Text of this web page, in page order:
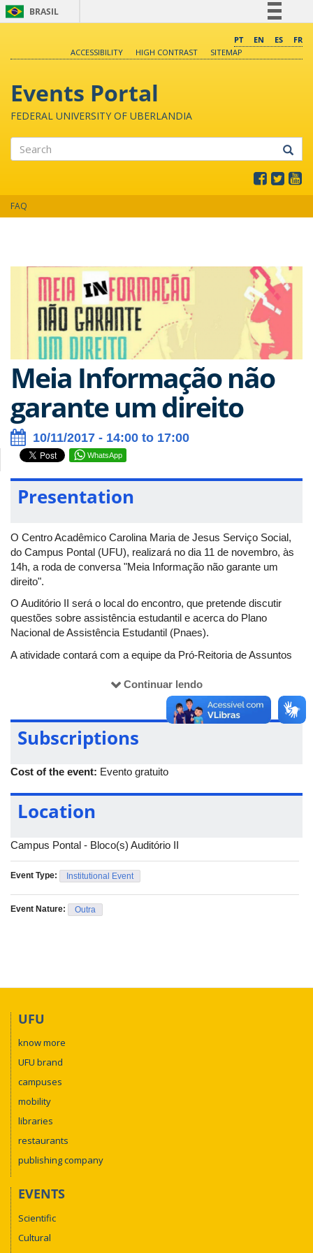
BRASIL
Comunica BR
Canais
PT EN ES
FR
ACCESSIBILITY
HIGH CONTRAST SITEMAP
Events Portal
FEDERAL UNIVERSITY OF UBERLANDIA
FAQ
Meia Informação não
garante um direito
10/11/2017 - 14:00 to 17:00
WhatsApp
Presentation
O Centro Acadêmico Carolina Maria de Jesus Serviço Social,
do Campus Pontal (UFU), realizará no dia 11 de novembro, às
14h, a roda de conversa "Meia Informação não garante um
direito".
O Auditório II será o local do encontro, que pretende discutir
questões sobre assistência estudantil e acerca do Plano
Nacional de Assistência Estudantil (Pnaes).
A atividade contará com a equipe da Pró-Reitoria de Assuntos
Continuar lendo
Subscriptions
Cost of the event: Evento gratuito
Location
Campus Pontal - Bloco(s) Auditório II
Event Type: Institutional Event
Event Nature: Outra
UFU
know more
UFU brand
campuses
mobility
libraries
restaurants
publishing company
EVENTS
Scientific
Cultural